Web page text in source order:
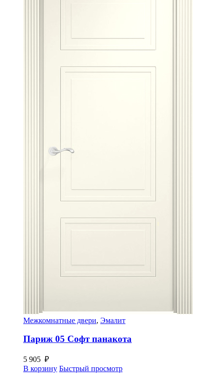
Межкомнатные двери, Эмалит
Париж 05 Софт панакота
5 905 ₽
В корзину Быстрый просмотр